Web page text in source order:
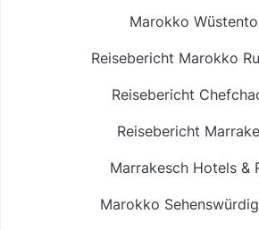
Marokko
Reisebericht Marokko
Reisebericht
Reisebericht
Marrakesch Hotels &
Marokko